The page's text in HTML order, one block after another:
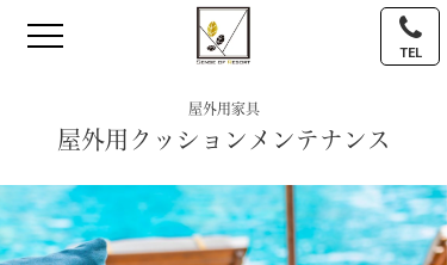
TEL
屋外用家具
屋外用クッションメンテナンス